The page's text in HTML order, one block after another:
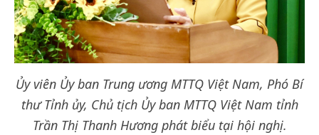
Ủy viên Ủy ban Trung ương MTTQ Việt Nam, Phó Bí
thư Tỉnh ủy, Chủ tịch Ủy ban MTTQ Việt Nam tỉnh
Trần Thị Thanh Hươngphát biểu tại hội nghị.